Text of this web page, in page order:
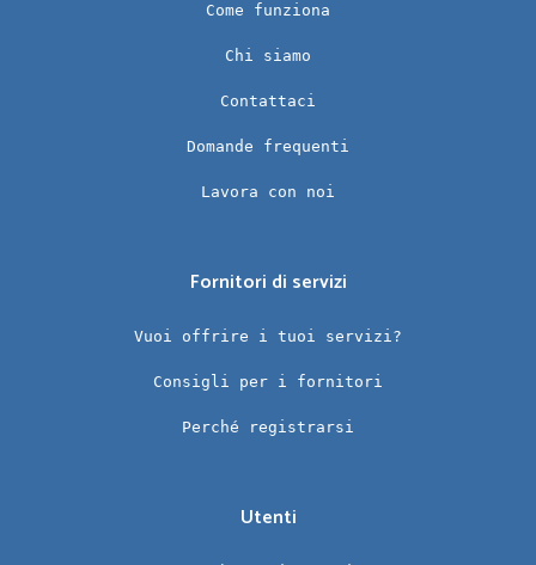
Come funziona
Chi siamo
Contattaci
Domande frequenti
Lavora con noi
Fornitori di servizi
Vuoi offrire i tuoi servizi?
Consigli per i fornitori
Perché registrarsi
Utenti